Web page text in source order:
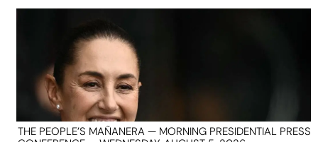
THE PEOPLE’S MAÑANERA — MORNING PRESIDENTIAL PRESS